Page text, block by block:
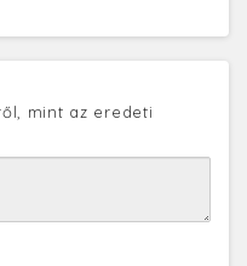
mint az eredeti